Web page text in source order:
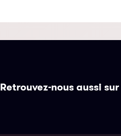
Retrouvez-nous aussi sur